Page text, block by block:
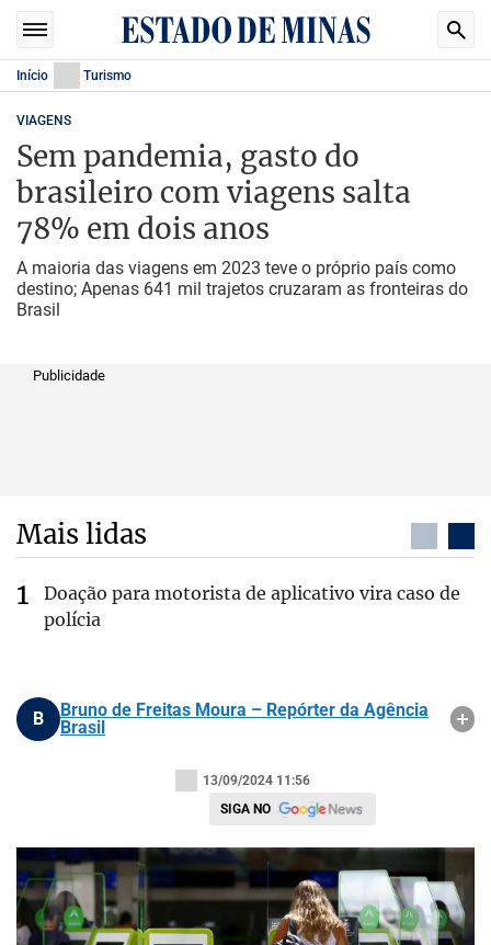
Início Turismo
VIAGENS
Sem pandemia, gasto do
brasileiro com viagens salta
78% em dois anos
A maioria das viagens em 2023 teve o próprio país como
destino; Apenas 641 mil trajetos cruzaram as fronteiras do
Brasil
Publicidade
Mais lidas
Doação para motorista de aplicativo vira caso de
polícia
B
Bruno de Freitas Moura – Repórter da Agência
Brasil
13/09/2024 11:56
SIGA NO